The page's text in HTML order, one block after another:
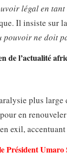
légal en tant
Il insiste sur
ne doit
de l’actualité
plus
en
exil,
Président